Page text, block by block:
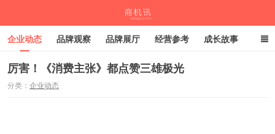
企业动态 品牌观察 品牌展厅 经营参考 成长故事
深度观察 伙伴计划
厉害！《消费主张》都点赞三雄极光
分类： 企业动态